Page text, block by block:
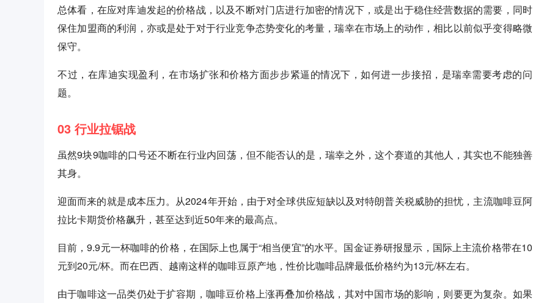
总体看，在应对库迪发起的价格战，以及不断对门店进行加密的情况下，或是出于稳住经营数据的需要，同时
保住加盟商的利润，亦或是处于对于行业竞争态势变化的考量，瑞幸在市场上的动作，相比以前似乎变得略微
保守。
不过，在库迪实现盈利，在市场扩张和价格方面步步紧逼的情况下，如何进一步接招，是瑞幸需要考虑的问
题。
03 行业拉锯战
虽然9块9咖啡的口号还不断在行业内回荡，但不能否认的是，瑞幸之外，这个赛道的其他人，其实也不能独善
其身。
迎面而来的就是成本压力。从2024年开始，由于对全球供应短缺以及对特朗普关税威胁的担忧，主流咖啡豆阿
拉比卡期货价格飙升，甚至达到近50年来的最高点。
目前，9.9元一杯咖啡的价格，在国际上也属于“相当便宜”的水平。国金证券研报显示，国际上主流价格带在10
元到20元/杯。而在巴西、越南这样的咖啡豆原产地，性价比咖啡品牌最低价格约为13元/杯左右。
由于咖啡这一品类仍处于扩容期，咖啡豆价格上涨再叠加价格战，其对中国市场的影响，则要更为复杂。如果